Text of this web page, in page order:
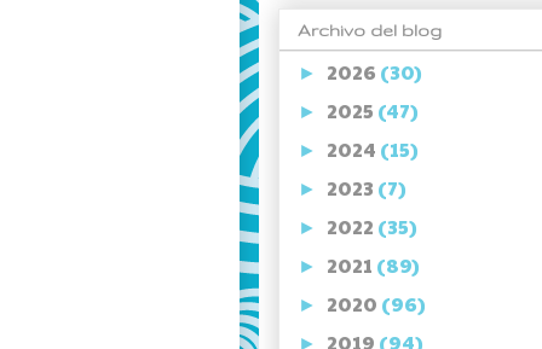
Archivo del blog
► 2026 (30)
► 2025 (47)
► 2024 (15)
► 2023 (7)
► 2022 (35)
► 2021 (89)
► 2020 (96)
► 2019 (94)